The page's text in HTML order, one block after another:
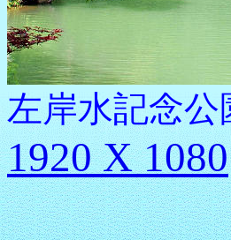
左岸水記念
1920 X 1080